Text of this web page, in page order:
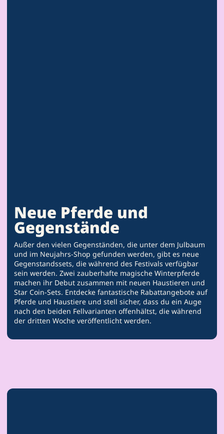
Neue Pferde und
Gegenstände
Außer den vielen Gegenständen, die unter dem Julbaum
und im Neujahrs-Shop gefunden werden, gibt es neue
Gegenstandssets, die während des Festivals verfügbar
sein werden. Zwei zauberhafte magische Winterpferde
machen ihr Debut zusammen mit neuen Haustieren und
Star Coin-Sets. Entdecke fantastische Rabattangebote auf
Pferde und Haustiere und stell sicher, dass du ein Auge
nach den beiden Fellvarianten offenhältst, die während
der dritten Woche veröffentlicht werden.